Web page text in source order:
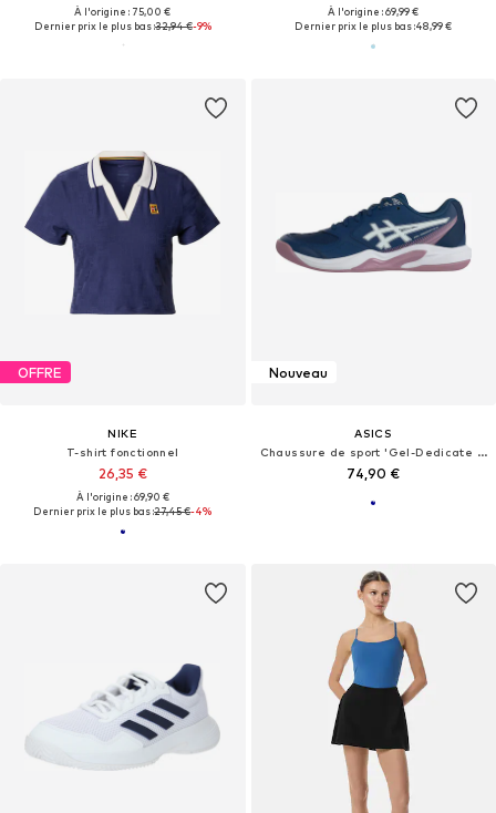
À l'origine : 75,00 €
Dernier prix le plus bas :32,94 €-9%
À l'origine : 69,99 €
Dernier prix le plus bas :48,99 €
OFFRE
NIKE
T-shirt fonctionnel
26,35 €
À l'origine : 69,90 €
Dernier prix le plus bas :27,45 €-4%
Nouveau
ASICS
Chaussure de sport 'Gel-Dedicate 9'
74,90 €